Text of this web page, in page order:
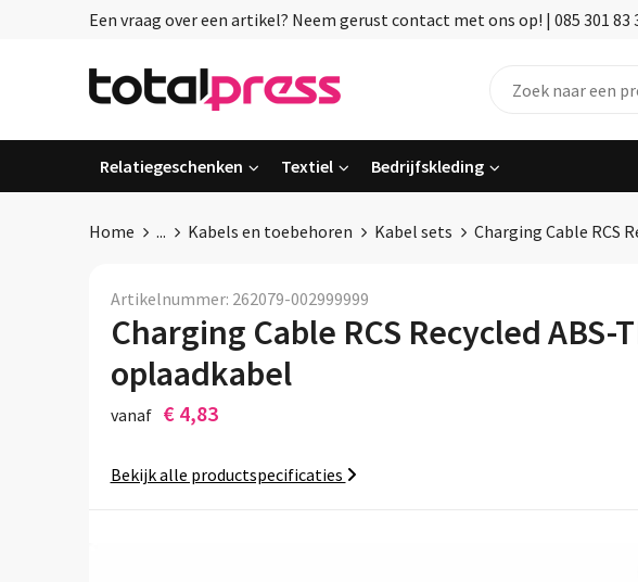
Een vraag over een artikel? Neem gerust contact met ons op! | 085 301
Relatiegeschenken Textiel Bedrijfskleding
Home ... Kabels en toebehoren Kabel sets Charging Cable RCS
Artikelnummer: 262079-002999999
Charging Cable RCS Recycled ABS-
oplaadkabel
vanaf € 4,83
Bekijk alle productspecificaties